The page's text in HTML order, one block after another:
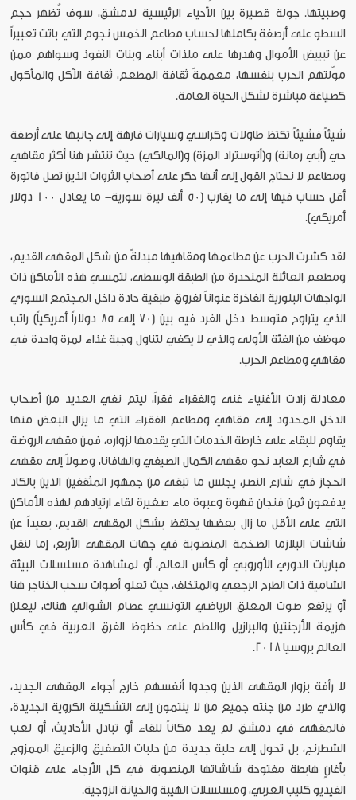
وصبيتها. جولة قصيرة بين الأحياء الرئيسية لدمشق، سوف تُظهر حجم
السطو على أرصفة بكاملها لحساب مطاعم الخمس نجوم التي باتت تعبيراً
عن تبييض الأموال وهدرها على ملذات أبناء وبنات النفوذ وسواهم ممن
موّلتهم الحرب بنفسها، معممةً ثقافة المطعم، ثقافة الآكل والمأكول
كصياغة مباشرة لشكل الحياة العامة.
شيئاً فشيئاً تكتظ طاولات وكراسي وسيارات فارهة إلى جانبها على أرصفة
حي (أبي رمانة) و(أتوستراد المزة) و(المالكي) حيث تنتشر هنا أكثر مقاهي
ومطاعم لا نحتاج القول إلى أنها حكر على أصحاب الثروات الذين تصل فاتورة
أقل حساب فيها إلى ما يقارب (50 ألف ليرة سورية- ما يعادل 100 دولار
أمريكي).
لقد كشرت الحرب عن مطاعمها ومقاهيها مبدلةً من شكل المقهى القديم،
ومطعم العائلة المنحدرة من الطبقة الوسطى، لتمسي هذه الأماكن ذات
الواجهات البلورية الفاخرة عنواناً لفروق طبقية حادة داخل المجتمع السوري
الذي يتراوح متوسط دخل الفرد فيه بين (70 إلى 85 دولاراً أمريكياً) راتب
موظف من الفئة الأولى والذي لا يكفي لتناول وجبة غذاء لمرة واحدة في
مقاهي ومطاعم الحرب.
معادلة زادت الأغنياء غنى والفقراء فقراً، ليتم نفي العديد من أصحاب
الدخل المحدود إلى مقاهي ومطاعم الفقراء التي ما يزال البعض منها
يقاوم للبقاء على خارطة الخدمات التي يقدمها لزواره، فمن مقهى الروضة
في شارع العابد نحو مقهى الكمال الصيفي والهافانا، وصولاً إلى مقهى
الحجاز في شارع النصر، يجلس ما تبقى من جمهور المثقفين الذين بالكاد
يدفعون ثمن فنجان قهوة وعبوة ماء صغيرة لقاء ارتيادهم لهذه الأماكن
التي على الأقل ما زال بعضها يحتفظ بشكل المقهى القديم، بعيداً عن
شاشات البلازما الضخمة المنصوبة في جهات المقهى الأربع، إما لنقل
مباريات الدوري الأوروبي أو كأس العالم، أو لمشاهدة مسلسلات البيئة
الشامية ذات الطرح الرجعي والمتخلف، حيث تعلو أصوات سحب الخناجر هنا
أو يرتفع صوت المعلق الرياضي التونسي عصام الشوالي هناك، ليعلن
هزيمة الأرجنتين والبرازيل واللطم على حظوظ الفرق العربية في كأس
العالم بروسيا 2018.
لا رأفة بزوار المقهى الذين وجدوا أنفسهم خارج أجواء المقهى الجديد،
والذي طرد من جنته جميع من لا ينتمون إلى التشكيلة الكروية الجديدة،
فالمقهى في دمشق لم يعد مكاناً للقاء أو تبادل الأحاديث، أو لعب
الشطرنج، بل تحول إلى حلبة جديدة من حلبات التصفيق والزعيق الممزوج
بأغانٍ هابطة مفتوحة شاشاتها المنصوبة في كل الأرجاء على قنوات
الفيديو كليب العربي، ومسلسلات الهيبة والخيانة الزوجية.